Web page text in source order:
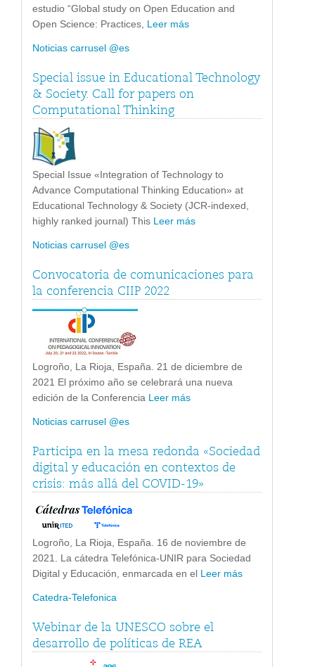
estudio “Global study on Open Education and
Open Science: Practices, Leer más
Noticias carrusel @es
Special issue in Educational Technology
& Society. Call for papers on
Computational Thinking
Special Issue «Integration of Technology to
Advance Computational Thinking Education» at
Educational Technology & Society (JCR-indexed,
highly ranked journal) This Leer más
Noticias carrusel @es
Convocatoria de comunicaciones para
la conferencia CIIP 2022
Logroño, La Rioja, España. 21 de diciembre de
2021 El próximo año se celebrará una nueva
edición de la Conferencia Leer más
Noticias carrusel @es
Participa en la mesa redonda «Sociedad
digital y educación en contextos de
crisis: más allá del COVID-19»
Logroño, La Rioja, España. 16 de noviembre de
2021. La cátedra Telefónica-UNIR para Sociedad
Digital y Educación, enmarcada en el Leer más
Catedra-Telefonica
Webinar de la UNESCO sobre el
desarrollo de políticas de REA